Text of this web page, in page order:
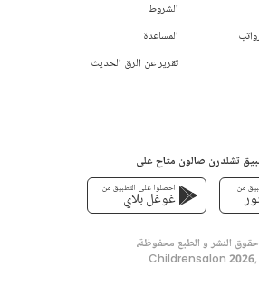
الشروط
المساعدة
تقرير عن الرق الحديث
تشلدرن صالون متاح على
من احصلوا على التطبيق من
غوغل بلاي
النشر و الطبع محفوظة،
,
Childrensalon 2026